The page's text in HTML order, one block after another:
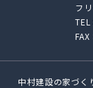
フ
TEL
中村建設の家づく